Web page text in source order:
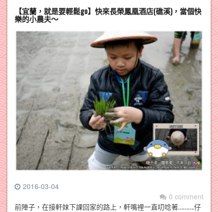
【宜蘭，就是要輕鬆go】快來長榮鳳凰酒店(礁溪)，當個快
樂的小農夫～
2016-03-04
0 comment
前陣子，在接軒妹下課回家的路上，軒嘴裡一直叨唸著……….仔